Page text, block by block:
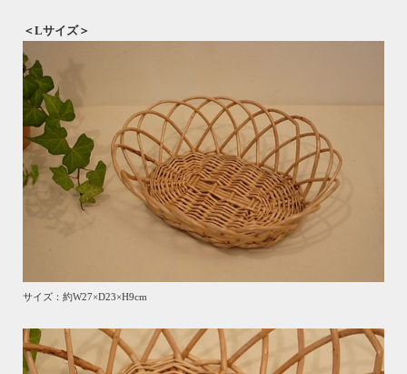
＜Lサイズ＞
サイズ：約W27×D23×H9cm